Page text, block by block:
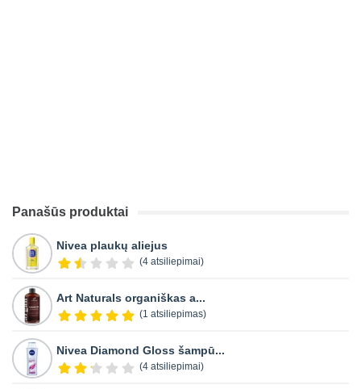
Panašūs produktai
Nivea plaukų aliejus
(4 atsiliepimai)
Art Naturals organiškas a...
(1 atsiliepimas)
Nivea Diamond Gloss šampū...
(4 atsiliepimai)